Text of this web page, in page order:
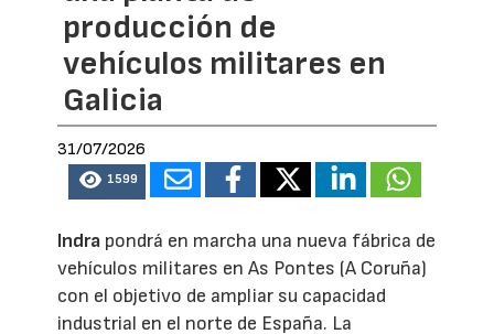
producción de
vehículos militares en
Galicia
31/07/2026
1599
Indra pondrá en marcha una nueva fábrica de
vehículos militares en As Pontes (A Coruña)
con el objetivo de ampliar su capacidad
industrial en el norte de España. La